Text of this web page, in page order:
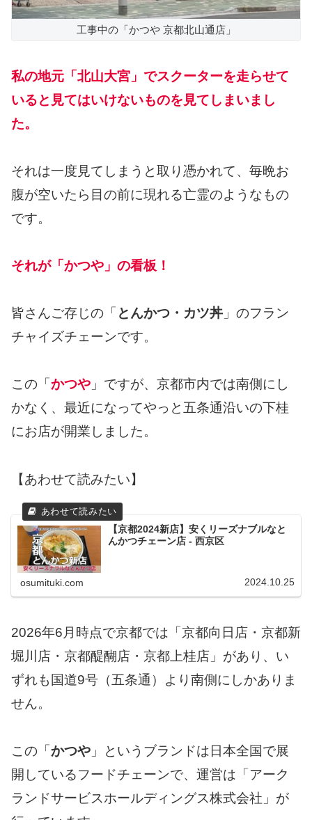
工事中の「かつや 京都北山通店」
私の地元「北山大宮」でスクーターを走らせて
いると見てはいけないものを見てしまいまし
た。
それは一度見てしまうと取り憑かれて、毎晩お
腹が空いたら目の前に現れる亡霊のようなもの
です。
それが「かつや」の看板！
皆さんご存じの「 とんかつ・カツ丼 」のフラン
チャイズチェーンです。
この「 かつや 」ですが、京都市内では南側にし
かなく、最近になってやっと五条通沿いの下桂
にお店が開業しました。
【あわせて読みたい】
【京都2024新店】安くリーズナブルなと
んかつチェーン店 - 西京区
osumituki.com 2024.10.25
2026年6月時点で京都では「京都向日店・京都新
堀川店・京都醍醐店・京都上桂店」があり、い
ずれも国道9号（五条通）より南側にしかありま
せん。
この「 かつや 」というブランドは日本全国で展
開しているフードチェーンで、運営は「アーク
ランドサービスホールディングス株式会社」が